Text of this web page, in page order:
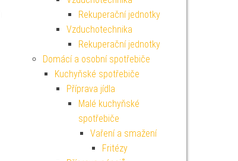
Rekuperační jednotky
Vzduchotechnika
Rekuperační jednotky
Domácí a osobní spotřebiče
Kuchyňské spotřebiče
Příprava jídla
Malé kuchyňské
spotřebiče
Vaření a smažení
Fritézy